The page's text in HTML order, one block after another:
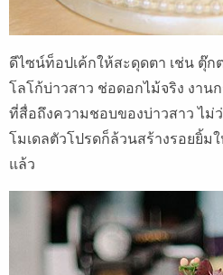
ดีไซน์ท็อปเค้กให้สะดุดตา เช่น ตุ๊
โลโก้บ่าวสาว ช่อดอกไม้จริง งา
ที่สื่อถึงความชอบของบ่าวสาว ไม่
โมเดลตัวโปรดก็ล้วนสร้างรอยยิ้ม
แล้ว